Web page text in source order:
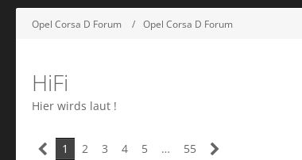
Opel Corsa D Forum Opel Corsa D Forum
HiFi
Hier wirds laut !
1 2 3 4 5 … 55